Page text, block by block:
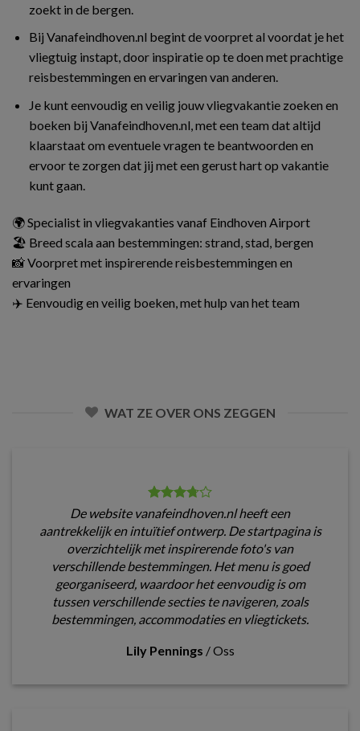
zoekt in de bergen.
Bij Vanafeindhoven.nl begint de voorpret al voordat je het
vliegtuig instapt, door inspiratie op te doen met prachtige
reisbestemmingen en ervaringen van anderen.
Je kunt eenvoudig en veilig jouw vliegvakantie zoeken en
boeken bij Vanafeindhoven.nl, met een team dat altijd
klaarstaat om eventuele vragen te beantwoorden en
ervoor te zorgen dat jij met een gerust hart op vakantie
kunt gaan.
🌍 Specialist in vliegvakanties vanaf Eindhoven Airport
🏖️ Breed scala aan bestemmingen: strand, stad, bergen
📸 Voorpret met inspirerende reisbestemmingen en
ervaringen
✈️ Eenvoudig en veilig boeken, met hulp van het team
WAT ZE OVER ONS ZEGGEN
De website vanafeindhoven.nl heeft een
aantrekkelijk en intuïtief ontwerp. De startpagina is
overzichtelijk met inspirerende foto's van
verschillende bestemmingen. Het menu is goed
georganiseerd, waardoor het eenvoudig is om
tussen verschillende secties te navigeren, zoals
bestemmingen, accommodaties en vliegtickets.
Lily Pennings /Oss